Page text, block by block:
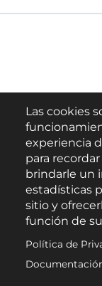
Las cookies
experiencia
para
brindarle un
estadísticas
sitio y
función de
Política de